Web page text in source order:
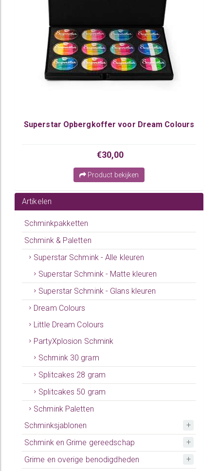
Superstar Opbergkoffer voor Dream Colours
€30,00
Product bekijken
Artikelen
Schminkpakketten
Schmink & Paletten
Superstar Schmink - Alle kleuren
Superstar Schmink - Matte kleuren
Superstar Schmink - Glans kleuren
Dream Colours
Little Dream Colours
PartyXplosion Schmink
Schmink 30 gram
Splitcakes 28 gram
Splitcakes 50 gram
Schmink Paletten
Schminksjablonen
Schmink en Grime gereedschap
Grime en overige benodigdheden